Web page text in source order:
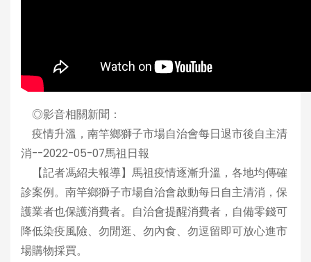
◎影音相關新聞：
疫情升溫，南竿鄉獅子市場自治會每日退市後自主清
消--2022-05-07馬祖日報
【記者馮紹夫報導】馬祖疫情逐漸升溫，各地均傳確
診案例。南竿鄉獅子市場自治會啟動每日自主清消，保
護業者也保護消費者。自治會提醒消費者，自備零錢可
降低染疫風險、勿閒逛、勿內食、勿逗留即可放心進市
場購物採買。